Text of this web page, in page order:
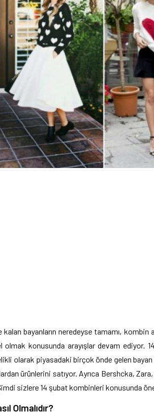
bayanların neredeyse tamamı, kombin
olmak konusunda arayışlar devam
olarak piyasadaki birçok önde gelen
ürünlerini satıyor. Ayrıca Bershcka,
sizlere 14 şubat kombinleri konusunda
Olmalıdır?